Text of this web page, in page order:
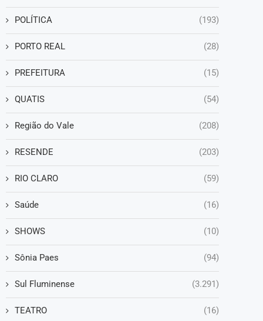
POLÍTICA (193)
PORTO REAL (28)
PREFEITURA (15)
QUATIS (54)
Região do Vale (208)
RESENDE (203)
RIO CLARO (59)
Saúde (16)
SHOWS (10)
Sônia Paes (94)
Sul Fluminense (3.291)
TEATRO (16)